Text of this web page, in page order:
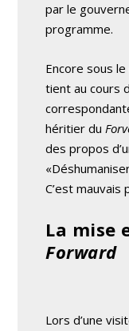
par le
programme.
Encore sous le
tient au cours
héritier du
des propos
C’est mauvais
La mise
Forward
Lors d’une